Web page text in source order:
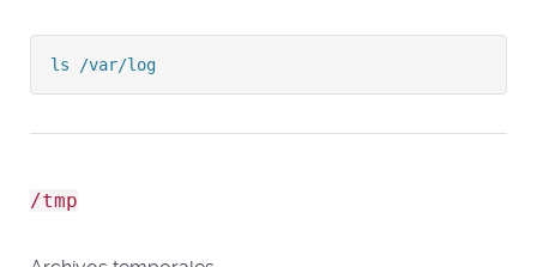
ls /var/log
/tmp